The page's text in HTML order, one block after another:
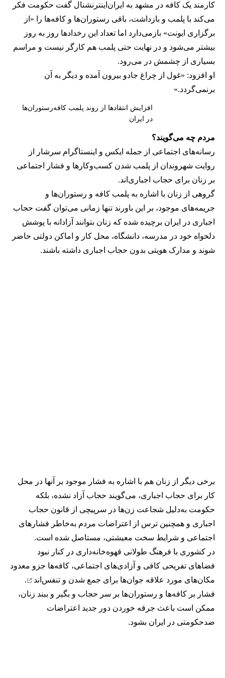
کارمند یک کافه در مشهد به ایران‌اینترنشنال گفت حکومت فکر
می‌کند با پلمب و بازداشت، باقی رستوران‌ها و کافه‌ها را «از
برگزاری ایونت» بازمی‌دارد اما تعداد این رخدادها روز به روز
بیشتر می‌شود و در نهایت حتی پلمب هم کارگر نیست و مراسم
بسیاری از چشمش در می‌رود.
او افزود: «غول از چراغ جادو بیرون آمده و دیگر به آن
برنمی‎‌گردد.»
افزایش انتقادها از روند پلمب کافه‌رستوران‌ها
در ایران
مردم چه می‌گویند؟
رسانه‎‌های اجتماعی از جمله ایکس و اینستاگرام سرشار از
روایت شهروندان از پلمب شدن کسب‌وکارها و فشار اجتماعی
بر زنان برای حجاب اجباری‌اند.
گروهی از زنان با اشاره به پلمب کافه و رستوران‌ها و
جریمه‌های موجود، بر این باورند تنها زمانی می‌توان گفت حجاب
اجباری در ایران برچیده شده که زنان بتوانند آزادانه با پوشش
دلخواه خود در مدرسه، دانشگاه، محل کار و اماکن دولتی حاضر
شوند و مدارک هویتی بدون حجاب اجباری داشته باشند.
برخی دیگر از زنان هم با اشاره به فشار موجود بر آنها در محل
کار برای حجاب اجباری، می‌گویند حجاب آزاد نشده، بلکه
حکومت به‌دلیل شجاعت زن‌ها در سرپیچی از قانون حجاب
اجباری و همچنین ترس از اعتراضات مردم به‌خاطر فشارهای
اجتماعی و شرایط سخت معیشتی، مستاصل شده است.
در کشوری با فرهنگ طولانی قهوه‌‌خانه‌داری در کنار نبود
فضاهای تفریحی کافی و آزادی‌های اجتماعی، کافه‌ها جزو معدود
مکان‌های مورد علاقه جوان‌ها برای جمع شدن و تنفس‌اند
.
فشار بر کافه‌ها و رستوران‌ها بر سر حجاب و بگیر و ببند زنان،
ممکن است باعث جرقه خوردن دور جدید اعتراضات
ضدحکومتی در ایران بشود.